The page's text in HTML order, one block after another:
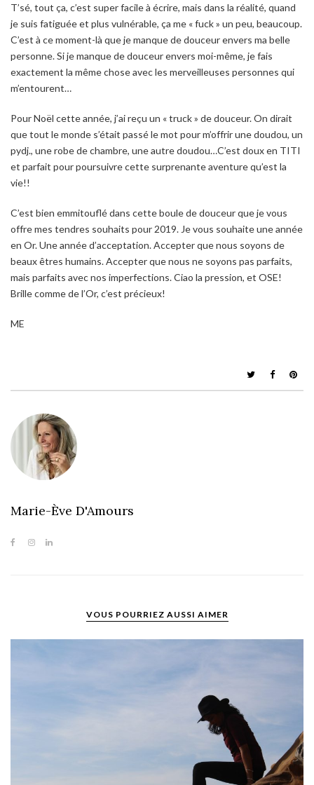
T’sé, tout ça, c’est super facile à écrire, mais dans la réalité, quand
je suis fatiguée et plus vulnérable, ça me « fuck » un peu, beaucoup.
C’est à ce moment-là que je manque de douceur envers ma belle
personne. Si je manque de douceur envers moi-même, je fais
exactement la même chose avec les merveilleuses personnes qui
m’entourent…
Pour Noël cette année, j’ai reçu un « truck » de douceur. On dirait
que tout le monde s’était passé le mot pour m’offrir une doudou, un
pydj., une robe de chambre, une autre doudou…C’est doux en TITI
et parfait pour poursuivre cette surprenante aventure qu’est la
vie!!
C’est bien emmitouflé dans cette boule de douceur que je vous
offre mes tendres souhaits pour 2019. Je vous souhaite une année
en Or. Une année d’acceptation. Accepter que nous soyons de
beaux êtres humains. Accepter que nous ne soyons pas parfaits,
mais parfaits avec nos imperfections. Ciao la pression, et OSE!
Brille comme de l’Or, c’est précieux!
ME
Marie-Ève D'Amours
VOUS POURRIEZ AUSSI AIMER